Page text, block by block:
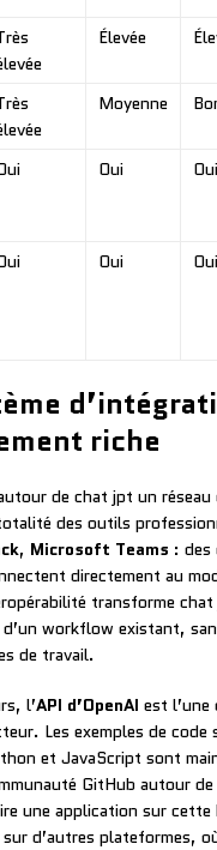
Élevée
Moyenne
Oui Oui
Oui Oui
riche
de chat jpt un réseau
des outils
, Microsoft Teams : des
directement au
transforme chat
workflow existant,
de travail.
l’API d’OpenAI est l’une
Les exemples de code
et JavaScript sont
GitHub autour
une application sur cette
d’autres plateformes,